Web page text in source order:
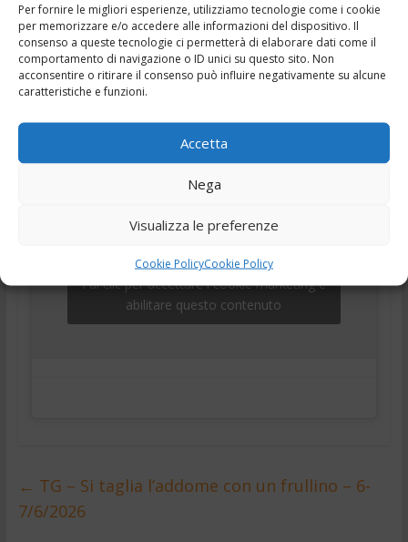
Per fornire le migliori esperienze, utilizziamo tecnologie come i cookie
per memorizzare e/o accedere alle informazioni del dispositivo. Il
consenso a queste tecnologie ci permetterà di elaborare dati come il
comportamento di navigazione o ID unici su questo sito. Non
acconsentire o ritirare il consenso può influire negativamente su alcune
caratteristiche e funzioni.
Accetta
Nega
Visualizza le preferenze
Cookie PolicyCookie Policy
Sponsor
Novità incredibili con i
prezzi più bassi d’Italia
Sanitari
Fai clic per accettare i cookie marketing e
abilitare questo contenuto
← TG – Si taglia l’addome con un frullino – 6-
7/6/2026